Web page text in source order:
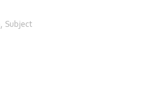
Subject